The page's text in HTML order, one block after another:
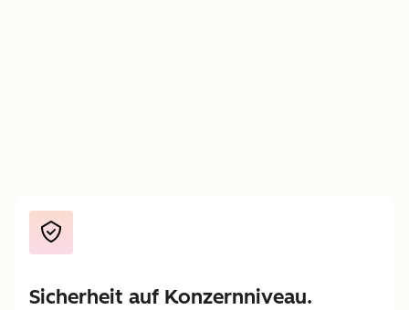
Sicherheit auf Konzernniveau.